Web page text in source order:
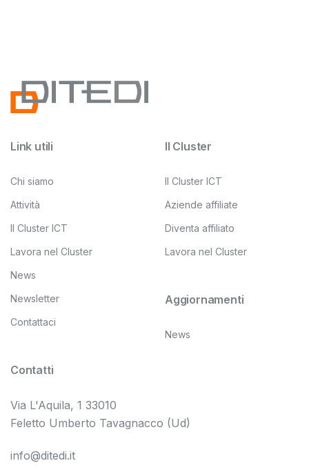
Link utili
Chi siamo
Attività
Il Cluster ICT
Lavora nel Cluster
News
Newsletter
Contattaci
Il Cluster
Il Cluster ICT
Aziende affiliate
Diventa affiliato
Lavora nel Cluster
Aggiornamenti
News
Contatti
Via L'Aquila, 1 33010
Feletto Umberto Tavagnacco (Ud)
info@ditedi.it